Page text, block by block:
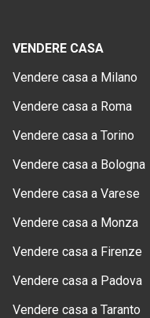
VENDERE CASA
Vendere casa a Milano
Vendere casa a Roma
Vendere casa a Torino
Vendere casa a Bologna
Vendere casa a Varese
Vendere casa a Monza
Vendere casa a Firenze
Vendere casa a Padova
Vendere casa a Taranto